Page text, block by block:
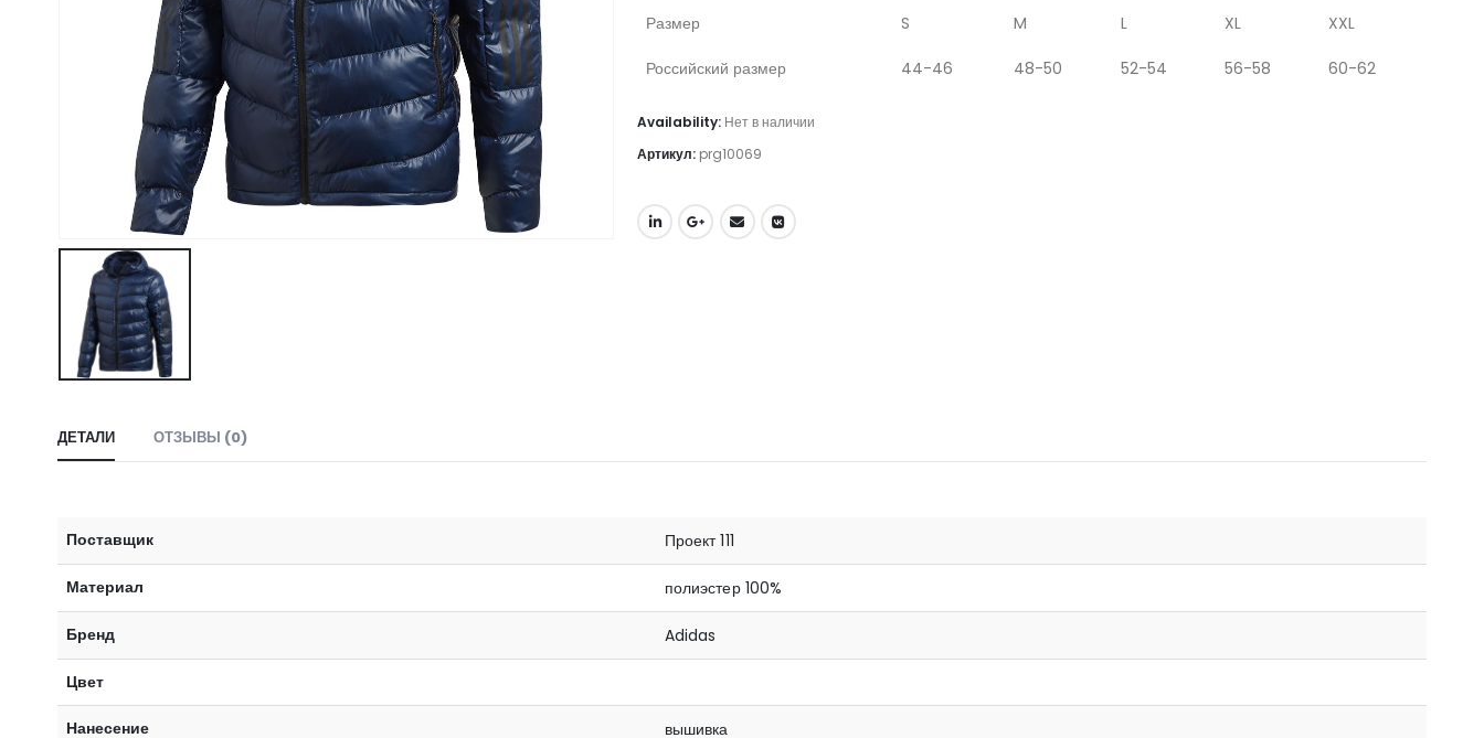
Размер S M L XL XXL
Российский размер 44-46 48-50 52-54 56-58 60-62
Availability: Нет в наличии
Артикул: prg10069
ДЕТАЛИ ОТЗЫВЫ (0)
Поставщик Проект 111
Материал полиэстер 100%
Бренд Adidas
Цвет
Нанесение вышивка